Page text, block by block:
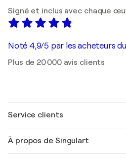
Signé et inclus avec chaque
Noté 4,9/5 par les acheteurs
Plus de 20 000 avis clients
Service clients
Expédition
À propos de Singulart